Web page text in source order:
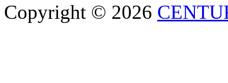
Copyright © 2026